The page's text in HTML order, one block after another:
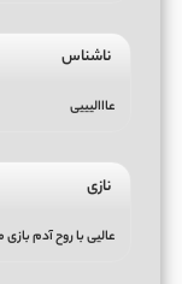
ناشناس
عااالیییی
نازی
عالیی با روح آدم بازی